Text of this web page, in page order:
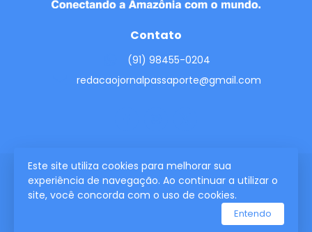
Este site utiliza cookies para melhorar sua
experiência de navegação. Ao continuar a utilizar o
site, você concorda com o uso de cookies.
Entendo
Contato
(91) 98455-0204
redacaojornalpassaporte@gmail.com
2026 © Todos os direitos reservados.